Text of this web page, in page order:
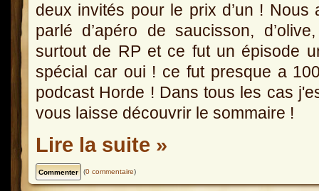
deux invités pour le prix d’un ! Nous
parlé d’apéro de saucisson,
surtout de RP et ce fut un épisode
spécial car oui ! ce fut presque a
podcast Horde ! Dans tous les cas
vous laisse découvrir le sommaire !
Lire la suite »
(0 commentaire)